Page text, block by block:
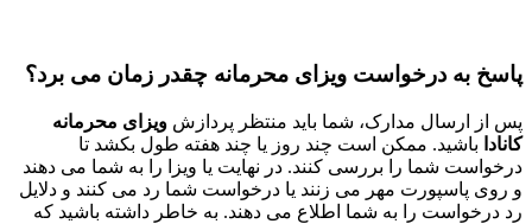
پاسخ به درخواست ویزای محرمانه چقدر زمان می برد؟
پس از ارسال مدارک، شما باید منتظر پردازش ویزای محرمانه
کانادا باشید. ممکن است چند روز یا چند هفته طول بکشد تا
درخواست شما را بررسی کنند. در نهایت یا ویزا را به شما می دهند
و روی پاسپورت مهر می زنند یا درخواست شما رد می کنند و دلایل
رد درخواست را به شما اطلاع می دهند. به خاطر داشته باشید که